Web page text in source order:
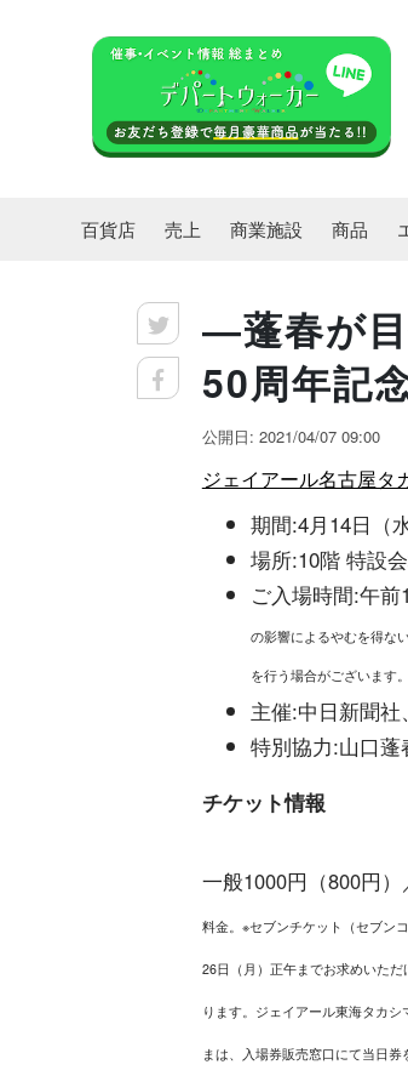
百貨店 売上 商業施設 商品
―蓬春が
50周年記
公開日: 2021/04/07 09:00
ジェイアール名古屋タ
期間:4月14日（
場所:10階 特設
ご入場時間:午前
の影響によるやむを得な
を行う場合がございます。
主催:中日新聞
特別協力:山口蓬
チケット情報
一般1000円（800円
料金。※セブンチケット（セブン
26日（月）正午までお求めいた
ります。ジェイアール東海タカ
まは、入場券販売窓口にて当日